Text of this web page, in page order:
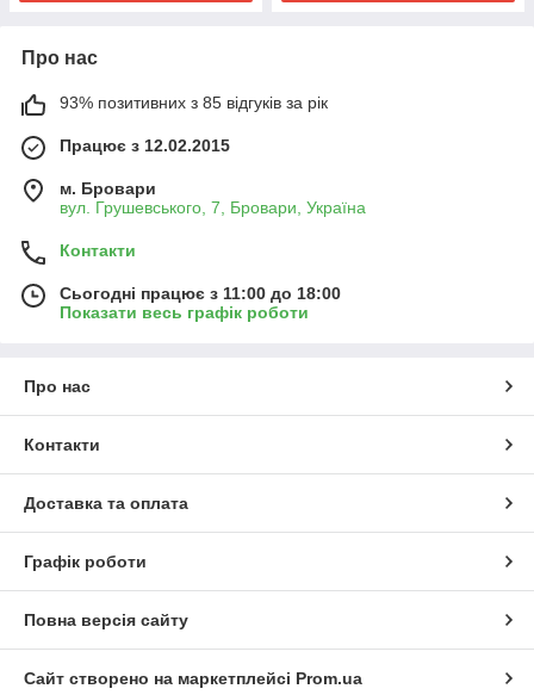
Про нас
93% позитивних з 85 відгуків за рік
Працює з 12.02.2015
м. Бровари
вул. Грушевського, 7, Бровари, Україна
Контакти
Сьогодні працює з 11:00 до 18:00
Показати весь графік роботи
Про нас
Контакти
Доставка та оплата
Графік роботи
Повна версія сайту
Сайт створено на маркетплейсі Prom.ua